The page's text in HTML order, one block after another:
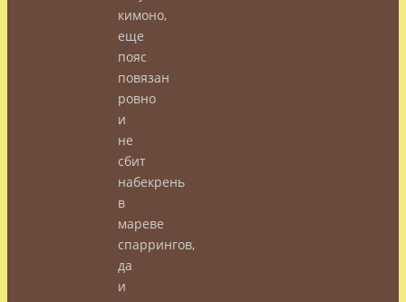
кимоно,
еще
пояс
повязан
ровно
и
не
сбит
набекрень
в
мареве
спаррингов,
да
и